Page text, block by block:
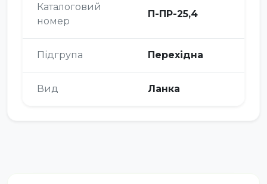
Каталоговий
номер
П-ПР-25,4
Підгрупа Перехідна
Вид Ланка